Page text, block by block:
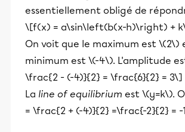
essentiellement obligé de
\[f(x) = a\sin\left(b(x-h)\right) +
On voit que le maximum est \(2\)
minimum est \(-4\). L'amplitude
\frac{2 - (-4)}{2} = \frac{6}{2} = 3\]
La line of equilibrium est \(y=k\).
= \frac{2 + (-4)}{2} =\frac{-2}{2} = -